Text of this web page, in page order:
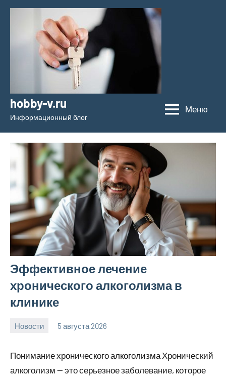
Перейти
содержимому
hobby-v.ru
Информационный блог
Меню
Эффективное лечение
хронического алкоголизма в
клинике
Новости 5 августа 2026
Понимание хронического алкоголизма Хронический
алкоголизм — это серьезное заболевание, которое